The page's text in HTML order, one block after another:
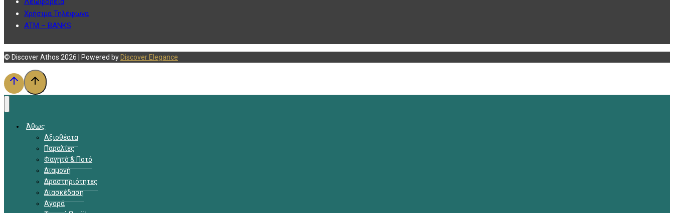
Χρήσιμα Τηλέφωνα
ATM – BANKS
© Discover Athos 2026 | Powered by Discover Elegance
Άθως
Αξιοθέατα
Παραλίες
Φαγητό & Ποτό
Διαμονή
Δραστηριότητες
Διασκέδαση
Αγορά